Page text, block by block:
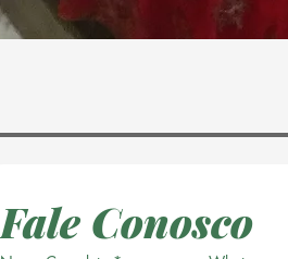
Fale Conosco